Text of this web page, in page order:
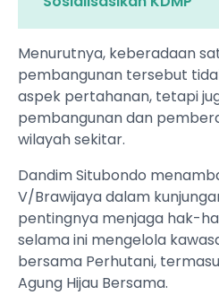
Menurutnya, keberadaan
pembangunan tersebut
aspek pertahanan, tetapi
pembangunan dan
wilayah sekitar.
Dandim Situbondo
V/Brawijaya dalam
pentingnya menjaga hak-
selama ini mengelola
bersama Perhutani,
Agung Hijau Bersama.